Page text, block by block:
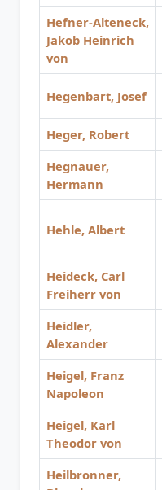
Hefner-Alteneck,
Jakob Heinrich
von
Hegenbart, Josef
Heger, Robert
Hegnauer,
Hermann
Hehle, Albert
Heideck, Carl
Freiherr von
Heidler,
Alexander
Heigel, Franz
Napoleon
Heigel, Karl
Theodor von
Heilbronner,